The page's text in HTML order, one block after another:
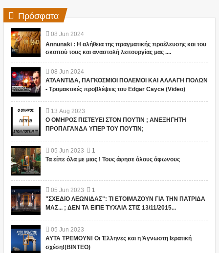
Πρόσφατα
08 Jun 2024
Annunaki : Η αλήθεια της πραγματικής προέλευσης και του
σκοπού τους και αναστολή λειτουργίας μας ....
08 Jun 2024
ΑΤΛΑΝΤΙΔΑ, ΠΑΓΚΟΣΜΙΟΙ ΠΟΛΕΜΟΙ ΚΑΙ ΑΛΛΑΓΗ ΠΟΛΩΝ
- Τρομακτικές προβλέψεις του Edgar Cayce (Video)
13 Aug 2023
Ο ΟΜΗΡΟΣ ΠΙΣΤΕΥΕΙ ΣΤΟΝ ΠΟΥΤΙΝ ; ΑΝΕΞΗΓΗΤΗ
ΠΡΟΠΑΓΑΝΔΑ ΥΠΕΡ ΤΟΥ ΠΟΥΤΙΝ;
05 Jun 2023
1
Τα είπε όλα με μιας ! Τους άφησε όλους άφωνους
05 Jun 2023
1
"ΣΧΕΔΙΟ ΛΕΩΝΙΔΑΣ": ΤΙ ΕΤΟΙΜΑΖΟΥΝ ΓΙΑ ΤΗΝ ΠΑΤΡΙΔΑ
ΜΑΣ... ; ΔΕΝ ΤΑ ΕΙΠΕ ΤΥΧΑΙΑ ΣΤΙΣ 13/11/2015...
05 Jun 2023
ΑΥΤΑ ΤΡΕΜΟΥΝ! Οι Έλληνες και η Άγνωστη Ιερατική
σχέση!(ΒΙΝΤΕΟ)